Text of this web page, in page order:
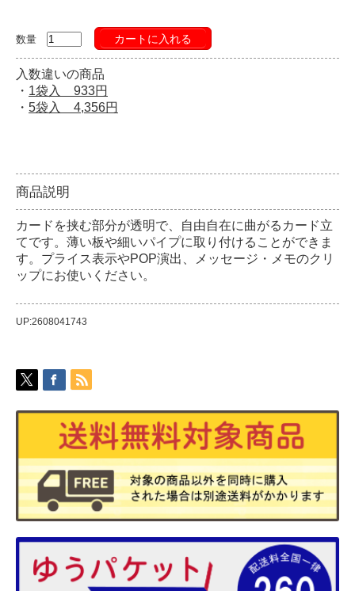
数量 カートに入れる
入数違いの商品
・ 1袋入 933円
・ 5袋入 4,356円
商品説明
カードを挟む部分が透明で、自由自在に曲がるカード立
てです。薄い板や細いパイプに取り付けることができま
す。プライス表示やPOP演出、メッセージ・メモのクリ
ップにお使いください。
UP:2608041743